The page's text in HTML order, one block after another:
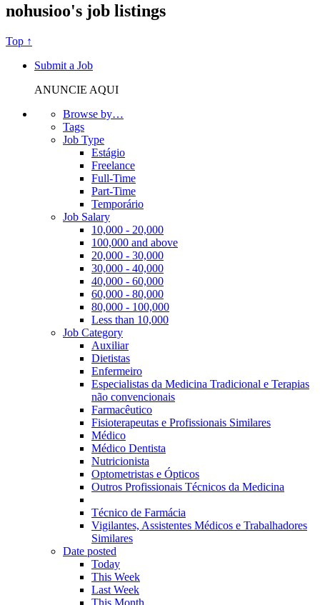
nohusioo's job listings
Top ↑
Submit a Job
ANUNCIE AQUI
Browse by…
Tags
Job Type
Estágio
Freelance
Full-Time
Part-Time
Temporário
Job Salary
10,000 - 20,000
100,000 and above
20,000 - 30,000
30,000 - 40,000
40,000 - 60,000
60,000 - 80,000
80,000 - 100,000
Less than 10,000
Job Category
Auxiliar
Dietistas
Enfermeiro
Especialistas da Medicina Tradicional e Terapias
não convencionais
Farmacêutico
Fisioterapeutas e Profissionais Similares
Médico
Médico Dentista
Nutricionista
Optometristas e Ópticos
Outros Profissionais Técnicos da Medicina
Técnico de Farmácia
Vigilantes, Assistentes Médicos e Trabalhadores
Similares
Date posted
Today
This Week
Last Week
This Month